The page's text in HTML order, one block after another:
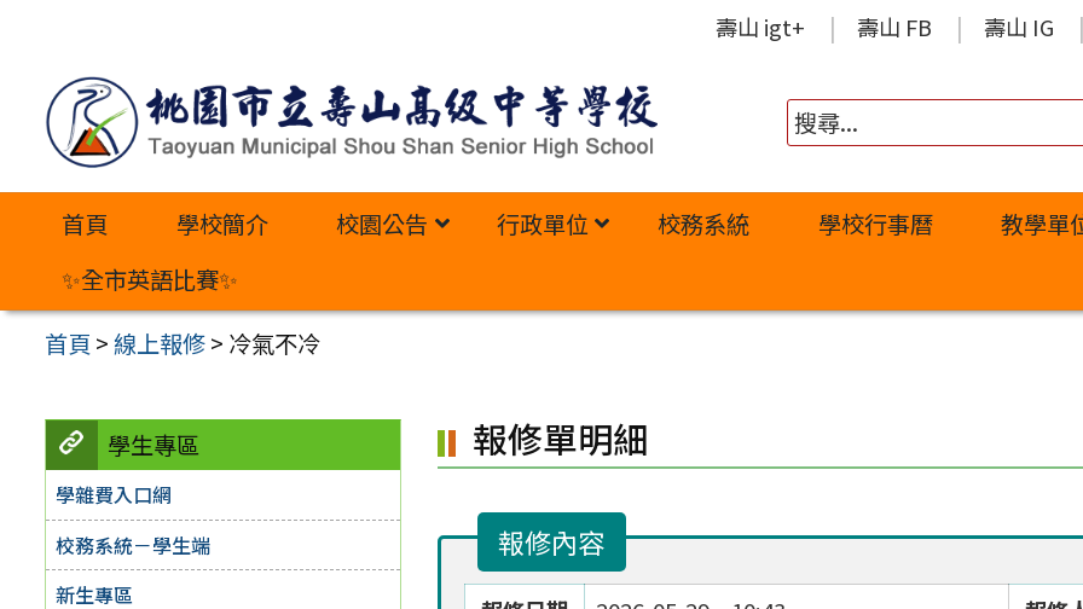
內
壽山 igt+ 壽山 FB 壽山 IG
首頁 學校簡介 校園公告 行政單位 校務系統 學校行事曆
教學單
✨全市英語比賽✨
首頁 >線上報修> 冷氣不冷
學生專區
學雜費入口網
校務系統－學生端
新生專區
報修單明細
報修內容